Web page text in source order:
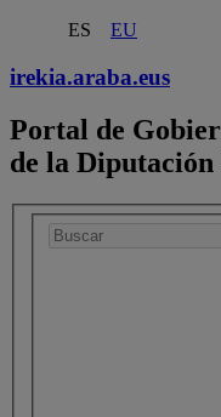
ES
EU
irekia.araba.eus
Portal de
de la